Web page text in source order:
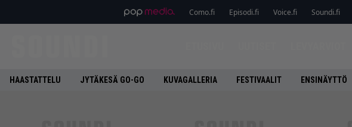
Como.fi Episodi.fi Voice.fi Soundi.fi
HAASTATTELU JYTÄKESÄ GO-GO KUVAGALLERIA FESTIVAALIT ENSINÄYTTÖ